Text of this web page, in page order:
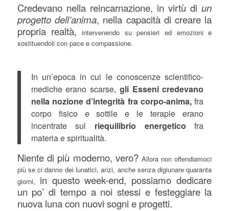
Credevano nella reincarnazione, in virtù diun
progetto dell’anima, nella capacità di creare la
propria realtà, intervenendo su pensieri ed emozioni e
sostituendoli con pace e compassione.
In un’epoca in cui le conoscenze scientifico-
mediche erano scarse, gli Esseni credevano
nella nozione d’integrità fra corpo-anima, fra
corpo fisico e sottile e le terapie erano
incentrate sul riequilibrio energetico fra
materia e spiritualità.
Niente di più moderno, vero? Allora non offendiamoci
più se ci danno dei lunatici, anzi, anche senza digiunare quaranta
giorni, in questo week-end, possiamo dedicare
un po’ di tempo a noi stessi e festeggiare la
nuova luna con nuovi sogni e progetti.